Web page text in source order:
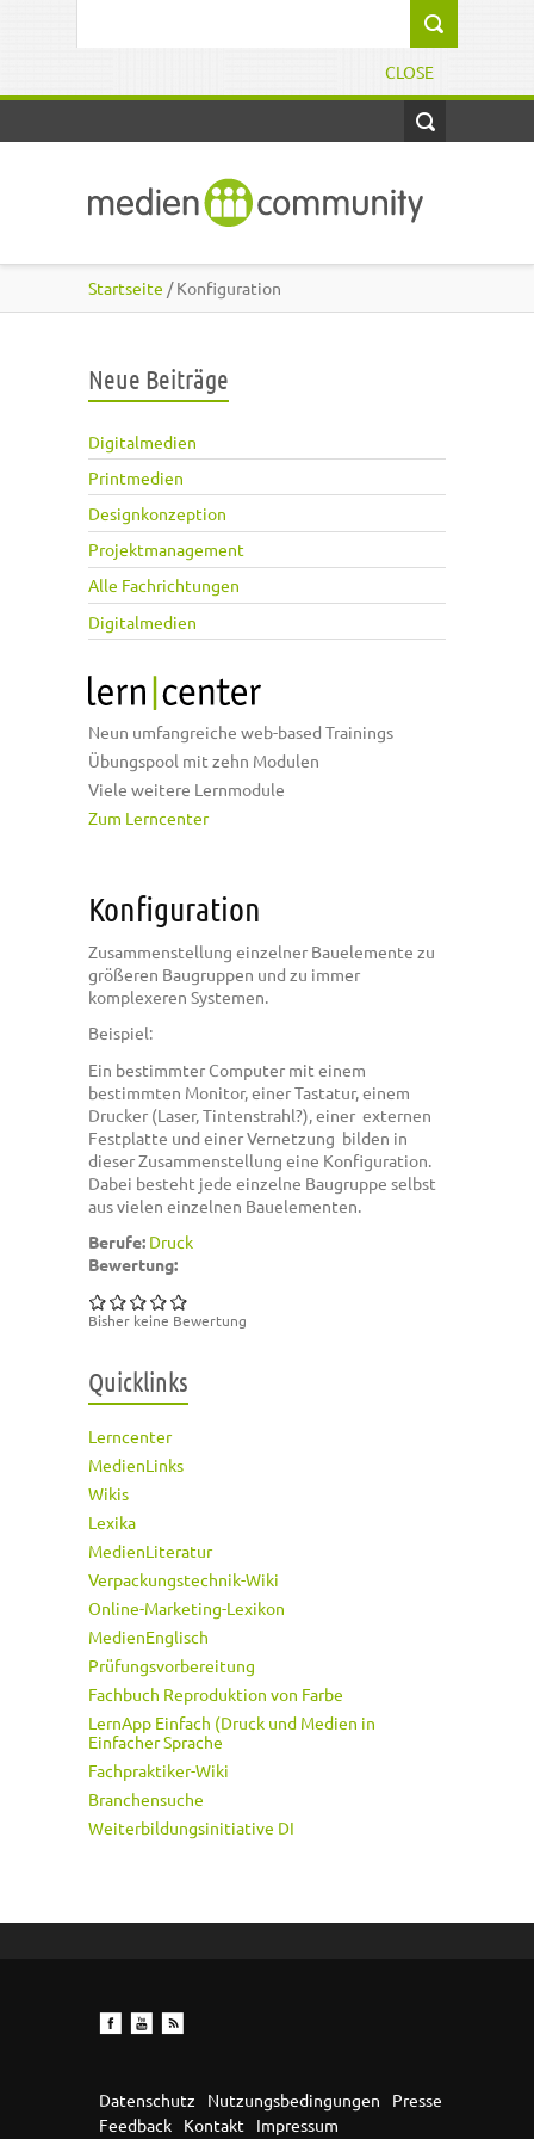
CLOSE
Startseite / Konfiguration
Neue Beiträge
Digitalmedien
Printmedien
Designkonzeption
Projektmanagement
Alle Fachrichtungen
Digitalmedien
Neun umfangreiche web-based Trainings
Übungspool mit zehn Modulen
Viele weitere Lernmodule
Zum Lerncenter
Konfiguration
Zusammenstellung einzelner Bauelemente zu
größeren Baugruppen und zu immer
komplexeren Systemen.
Beispiel:
Ein bestimmter Computer mit einem
bestimmten Monitor, einer Tastatur, einem
Drucker (Laser, Tintenstrahl?), einer externen
Festplatte und einer Vernetzung bilden in
dieser Zusammenstellung eine Konfiguration.
Dabei besteht jede einzelne Baugruppe selbst
aus vielen einzelnen Bauelementen.
Berufe: Druck
Bewertung:
Bisher keine Bewertung
Quicklinks
Lerncenter
MedienLinks
Wikis
Lexika
MedienLiteratur
Verpackungstechnik-Wiki
Online-Marketing-Lexikon
MedienEnglisch
Prüfungsvorbereitung
Fachbuch Reproduktion von Farbe
LernApp Einfach (Druck und Medien in
Einfacher Sprache
Fachpraktiker-Wiki
Branchensuche
Weiterbildungsinitiative DI
Datenschutz Nutzungsbedingungen
Presse
Feedback
Kontakt Impressum